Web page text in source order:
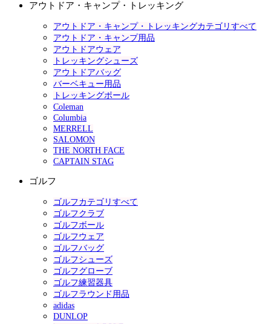
アウトドア・キャンプ・トレッキング
アウトドア・キャンプ・トレッキングカテゴリすべて
アウトドア・キャンプ用品
アウトドアウェア
トレッキングシューズ
アウトドアバッグ
バーベキュー用品
トレッキングポール
Coleman
Columbia
MERRELL
SALOMON
THE NORTH FACE
CAPTAIN STAG
ゴルフ
ゴルフカテゴリすべて
ゴルフクラブ
ゴルフボール
ゴルフウェア
ゴルフバッグ
ゴルフシューズ
ゴルフグローブ
ゴルフ練習器具
ゴルフラウンド用品
adidas
DUNLOP